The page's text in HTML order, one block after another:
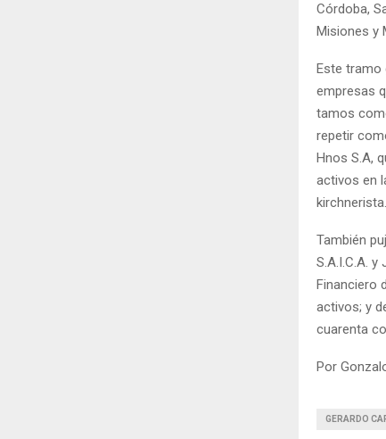
Córdoba,
Misiones y
Este tramo
empresas
tamos
repetir
Hnos S.A,
activos en
kirchnerista.
También
S.A.I.C.A. y
Financiero
activos; y
cuarenta
Por
GERARDO